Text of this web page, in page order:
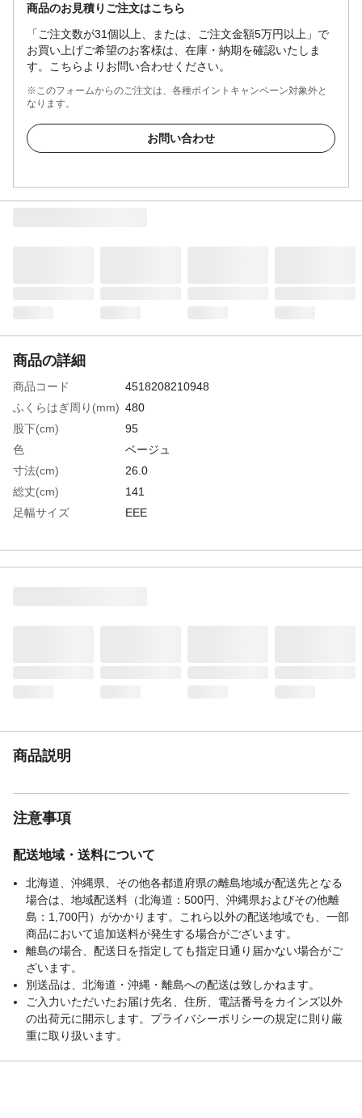
商品のお見積りご注文はこちら
「ご注文数が31個以上、または、ご注文金額5万円以上」で
お買い上げご希望のお客様は、在庫・納期を確認いたしま
す。こちらよりお問い合わせください。
※このフォームからのご注文は、各種ポイントキャンペーン対象外と
なります。
お問い合わせ
商品の詳細
商品コード
4518208210948
ふくらはぎ周り(mm) 480
股下(cm)
95
色
ベージュ
寸法(cm)
26.0
総丈(cm)
141
足幅サイズ
EEE
サイズ
UK(イギリス)規格サ
7.5
商品説明
注意事項
配送地域・送料について
北海道、沖縄県、その他各都道府県の離島地域が配送先となる
場合は、地域配送料（北海道：500円、沖縄県およびその他離
島：1,700円）がかかります。これら以外の配送地域でも、一部
商品において追加送料が発生する場合がございます。
離島の場合、配送日を指定しても指定日通り届かない場合がご
ざいます。
別送品は、北海道・沖縄・離島への配送は致しかねます。
ご入力いただいたお届け先名、住所、電話番号をカインズ以外
の出荷元に開示します。プライバシーポリシーの規定に則り厳
重に取り扱います。